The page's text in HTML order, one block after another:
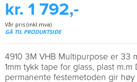
kr. 1 792,-
Vår pris (inkl.mva)
GÅ TIL PRODUKTSIDE
4910 3M VHB Multipurpose er 33
1mm tykk tape for glass, plast
permanente festemetoden gir